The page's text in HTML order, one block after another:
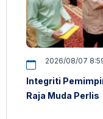
2026/08/07
Integriti
Raja Muda Perlis